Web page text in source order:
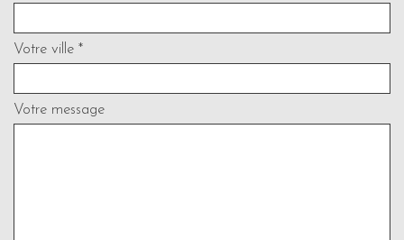
Votre ville *
Votre message